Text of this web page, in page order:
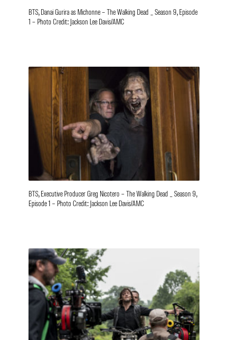
BTS, Danai Gurira as Michonne – The Walking Dead _ Season 9, Episode
1 – Photo Credit: Jackson Lee Davis/AMC
BTS, Executive Producer Greg Nicotero – The Walking Dead _ Season 9,
Episode 1 – Photo Credit: Jackson Lee Davis/AMC